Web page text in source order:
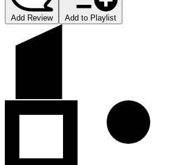
Add Review Add to Playlist